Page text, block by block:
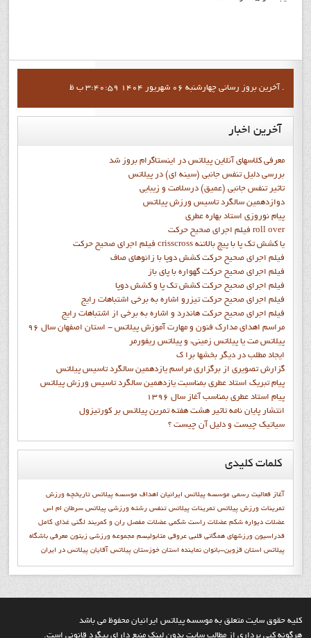
آخرين بروز رساني چهارشنبه 06 شهریور 1404 3:40:59 ب ظ .
آخرین اخبار
معرفی کلاسهای آنلاین پیلاتس در اینستاگرام بروز شد
بررسی دلیل تنفس جانبی (سینه ای) در پیلاتس
تاثیر تنفس جانبی (عمیق) درسلامت و زیبایی
دوازدهمين سالگرد تاسيس ورزش پيلاتس
پيام نوروزي استاد بهاره عطري
فيلم اجراي صحيح حرکت roll over
فيلم اجراي صحيح حركت crisscross يا كشش تك پا با پيچ بالاتنه
فيلم اجراي صحيح حرکت كشش دوپا با زانوهاي صاف
فيلم اجراي صحيح حرکت گهواره با پاي باز
فيلم اجراي صحيح حرکت کشش تک پا و کشش دوپا
فيلم اجراي صحيح حرکت تيزرو اشاره به برخي اشتباهات رايج
فيلم اجراي صحيح حرکت هاندرد و اشاره به برخي از اشتباهات رايج
مراسم اهدای مدارک فنون و مهارت آموزش پیلاتس - استان اصفهان سال 96
پیلاتس مت یا پیلاتس زمینی، و پیلاتس ریفورمر
ايجاد مطلب در ديگر بخشها برا ک
گزارش تصويري از برگزاري مراسم يازدهمين سالگرد تاسيس پيلاتس
پيام تبريک استاد عطري بمناسبت يازدهمين سالگرد تاسيس ورزش پيلاتس
پيام استاد عطري بمناسب آغاز سال 1396
انتشار پايان نامه تاثیر هشت هفته تمرین پیلاتس بر کورتیزول
سیاتیک چیست و دلیل آن چیست ؟
کلماتکلیدی
آغاز فعاليت رسمي موسسه پيلاتس ايرانيان اهداف موسسه پيلاتس تاريخچه ورزش
تمرينات ورزش پيلاتس تمرینات پیلاتس تنفس رشته ورزشي پيلاتس سرطان ام اس
عضلات دیواره شکم عضلات راست شکمی عضلات مفصل ران و کمربند لگنی غذای کامل
فدراسيون ورزشهاي همگاني قلبی عروقی متابوليسم مجموعه ورزشی زیتون معرفي باشگاه
پيلاتس استان قزوين-بانوان نماينده استان خوزستان پیلاتس آقایان پیلاتس در ایران
کليه حقوق سايت متعلق به موسسه پيلاتس ايرانيان محفوظ مي باشد
هرگونه کپي برداري از مطالب سايت بدون لينک منبع داراي پيگرد قانوني است.